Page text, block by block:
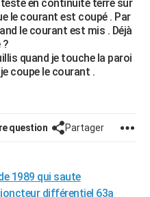
en continuité terre sur
le courant est coupé . Par
le courant est mis . Déjà
?
quand je touche la paroi
coupe le courant .
question Partager
1989 qui saute
différentiel 63a